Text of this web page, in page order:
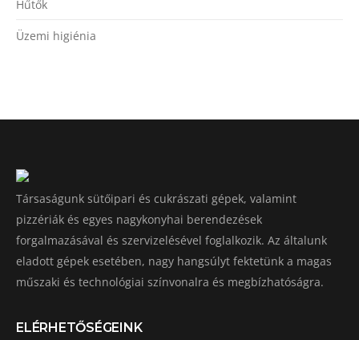
Hűtők
Üzemi higiénia
Társaságunk sütőipari és cukrászati gépek, valamint
pizzériák és egyes nagykonyhai berendezések
forgalmazásával és szervizelésével foglalkozik. Az általunk
eladott gépek esetében, nagy hangsúlyt fektetünk a magas
műszaki és technológiai színvonalra és megbízhatóságra.
ELÉRHETŐSÉGEINK